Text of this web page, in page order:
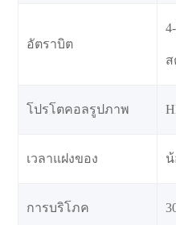
อัตราบิต
ส
โปรโตคอลรูปภาพ
เวลาแฝงของ น้
การบริโภค